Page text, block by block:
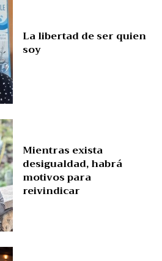
La libertad de ser quien
soy
Mientras exista
desigualdad, habrá
motivos para
reivindicar